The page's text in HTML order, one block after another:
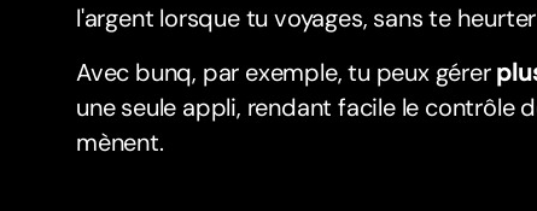
l'argent lorsque tu voyages, sans te
Avec bunq, par exemple, tu peux gérer
une seule appli, rendant facile le contrôle
mènent.